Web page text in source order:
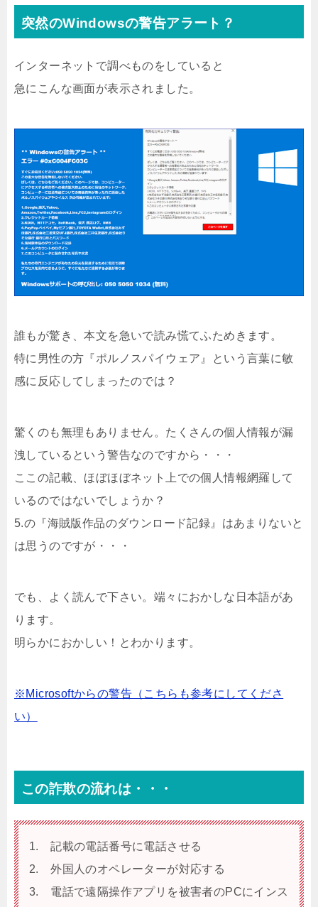
突然のWindowsの警告アラート？
インターネットで調べものをしていると
急にこんな画面が表示されました。
誰もが驚き、本文を急いで読み慌てふためきます。
特に男性の方『ポルノスパイウェア』という言葉に敏
感に反応してしまったのでは？
驚くのも無理もありません。たくさんの個人情報が漏
洩しているという警告なのですから・・・
ここの記載、ほぼほぼネット上での個人情報網羅して
いるのではないでしょうか？
5.の『海賊版作品のダウンロード記録』はあまりないと
は思うのですが・・・
でも、よく読んで下さい。端々におかしな日本語があ
ります。
明らかにおかしい！とわかります。
※Microsoftからの警告（こちらも参考にしてくださ
い）
この詐欺の流れは・・・
1. 記載の電話番号に電話させる
2. 外国人のオペレーターが対応する
3. 電話で遠隔操作アプリを被害者のPCにインス